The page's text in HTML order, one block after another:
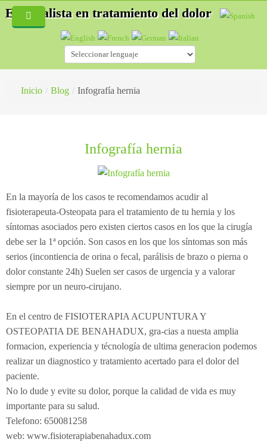
Servicios
Lesiones deportivas
Acupuntura
Fisioterapia
Migrañas
Tendinitis
¿Cómo es una consulta de acupuntura?
Osteopatía
¿Qué es la esteopatía?
¿Cómo trata un osteópata?
Osteopatía pedriática
¿Con qué edad puede ir el niño al osteópata?
¿Qué tipo de síntomas ha de presentar que nos llamen
Osteopatía en el embarazo
Osteopatía deportiva
Osteopatía en las artes y la música
Patologías
Masaje Terapéutico
Drenaje Linfático manual
Readaptación deportiva
Fibrolisis diacutanea
Ecografía
Especialista en tratamiento del dolor
Inicio / Blog / Infografía hernia
Infografía hernia
En la mayoría de los casos te recomendamos acudir al
fisioterapeuta-Osteopata para el tratamiento de tu hernia y los
síntomas asociados pero existen ciertos casos en los que la cirugía
debe ser la 1ª opción. Son casos en los que los síntomas son más
serios (incontiencia de orina o fecal, parálisis de brazo o pierna o
dolor constante 24h) Suelen ser casos de urgencia y a valorar
siempre por un neuro-cirujano.
En el centro de FISIOTERAPIA ACUPUNTURA Y
OSTEOPATIA DE BENAHADUX, gra-cias a nuesta amplia
formacion, experiencia y técnología de ultima generacion podemos
realizar un diagnostico y tratamiento acertado para el dolor del
paciente.
No lo dude y evite su dolor, porque la calidad de vida es muy
importante para su salud.
Telefono: 650081258
web: www.fisioterapiabenahadux.com